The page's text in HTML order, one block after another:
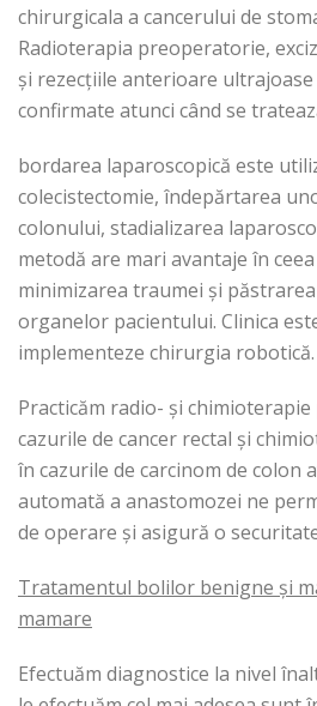
chirurgicala a cancerului de
Radioterapia preoperatorie,
și rezecțiile anterioare
confirmate atunci când se
bordarea laparoscopică este
colecistectomie, îndepărtarea
colonului, stadializarea
metodă are mari avantaje în
minimizarea traumei și
organelor pacientului. Clinica
implementeze chirurgia robotică.
Practicăm radio- și
cazurile de cancer rectal și
în cazurile de carcinom de colon
automată a anastomozei ne
de operare și asigură o
Tratamentul bolilor benigne și
mamare
Efectuăm diagnostice la nivel